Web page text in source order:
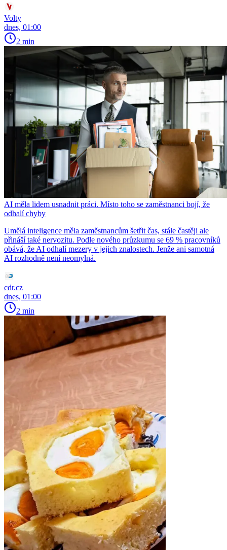
Volty
dnes, 01:00
2 min
AI měla lidem usnadnit práci. Místo toho se zaměstnanci bojí, že
odhalí chyby
Umělá inteligence měla zaměstnancům šetřit čas, stále častěji ale
přináší také nervozitu. Podle nového průzkumu se 69 % pracovníků
obává, že AI odhalí mezery v jejich znalostech. Jenže ani samotná
AI rozhodně není neomylná.
cdr.cz
dnes, 01:00
2 min